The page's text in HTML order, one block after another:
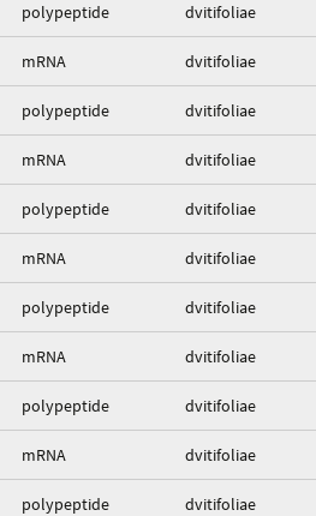
polypeptide dvitifoliae
mRNA dvitifoliae
polypeptide dvitifoliae
mRNA dvitifoliae
polypeptide dvitifoliae
mRNA dvitifoliae
polypeptide dvitifoliae
mRNA dvitifoliae
polypeptide dvitifoliae
mRNA dvitifoliae
polypeptide dvitifoliae